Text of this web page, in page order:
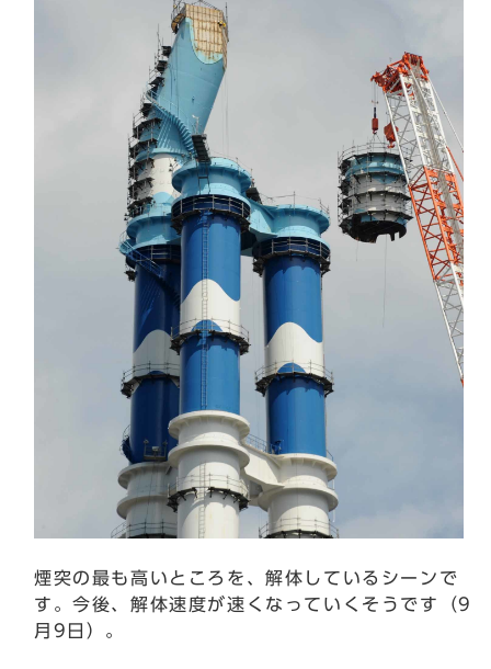
煙突の最も高いところを、解体しているシーンで
す。今後、解体速度が速くなっていくそうです（9
月9日）。